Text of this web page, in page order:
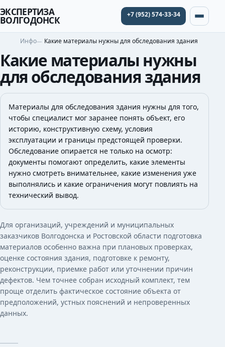
ЭКСПЕРТИЗА
ВОЛГОДОНСК
+7 (952) 574-33-34
Инфо Какие материалы нужны для обследования здания
Какие материалы нужны
для обследования здания
Материалы для обследования здания нужны для того,
чтобы специалист мог заранее понять объект, его
историю, конструктивную схему, условия
эксплуатации и границы предстоящей проверки.
Обследование опирается не только на осмотр:
документы помогают определить, какие элементы
нужно смотреть внимательнее, какие изменения уже
выполнялись и какие ограничения могут повлиять на
технический вывод.
Для организаций, учреждений и муниципальных
заказчиков Волгодонска и Ростовской области подготовка
материалов особенно важна при плановых проверках,
оценке состояния здания, подготовке к ремонту,
реконструкции, приемке работ или уточнении причин
дефектов. Чем точнее собран исходный комплект, тем
проще отделить фактическое состояние объекта от
предположений, устных пояснений и непроверенных
данных.